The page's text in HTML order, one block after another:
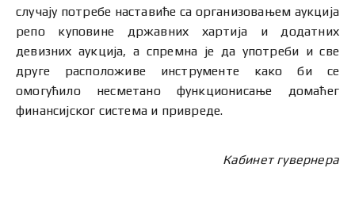
случају потребе наставиће са организовањем аукција
репо куповине државних хартија и додатних
девизних аукција, а спремна је да употреби и све
друге расположиве инструменте како би се
омогућило несметано функционисање домаћег
финансијског система и привреде.
Кабинет гувернера